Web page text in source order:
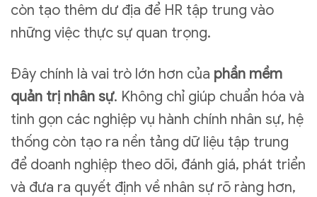
còn tạo thêm dư địa để HR tập trung vào
những việc thực sự quan trọng.
Đây chính là vai trò lớn hơn của phần mềm
quản trị nhân sự. Không chỉ giúp chuẩn hóa và
tinh gọn các nghiệp vụ hành chính nhân sự, hệ
thống còn tạo ra nền tảng dữ liệu tập trung
để doanh nghiệp theo dõi, đánh giá, phát triển
và đưa ra quyết định về nhân sự rõ ràng hơn,